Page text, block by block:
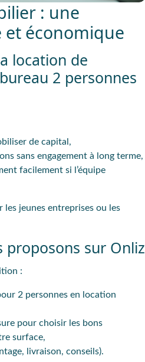
: une
économique
location de
2 personnes
de capital ,
sans engagement à long terme,
facilement si l’équipe
les jeunes entreprises ou les
proposons sur Onliz
:
2 personnes en location
pour choisir les bons
surface,
livraison, conseils).